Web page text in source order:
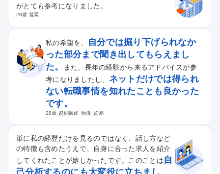
がとても参考になりました。
28歳 営業
私の希望を、
自分では掘り下げられなか
った部分まで聞き出してもらえまし
た。
また、長年の経験から来るアドバイスが参
考になりましたし、 ネットだけでは得られ
ない転職事情を知れたことも良かった
です。
28歳 資材購買･物流･貿易
単に私の経歴だけを見るのではなく、話し方など
の特徴も含めたうえで、自身に合った求人を紹介
してくれたことが嬉しかったです。このことは自
己分析するのにも大変役に立ちまし